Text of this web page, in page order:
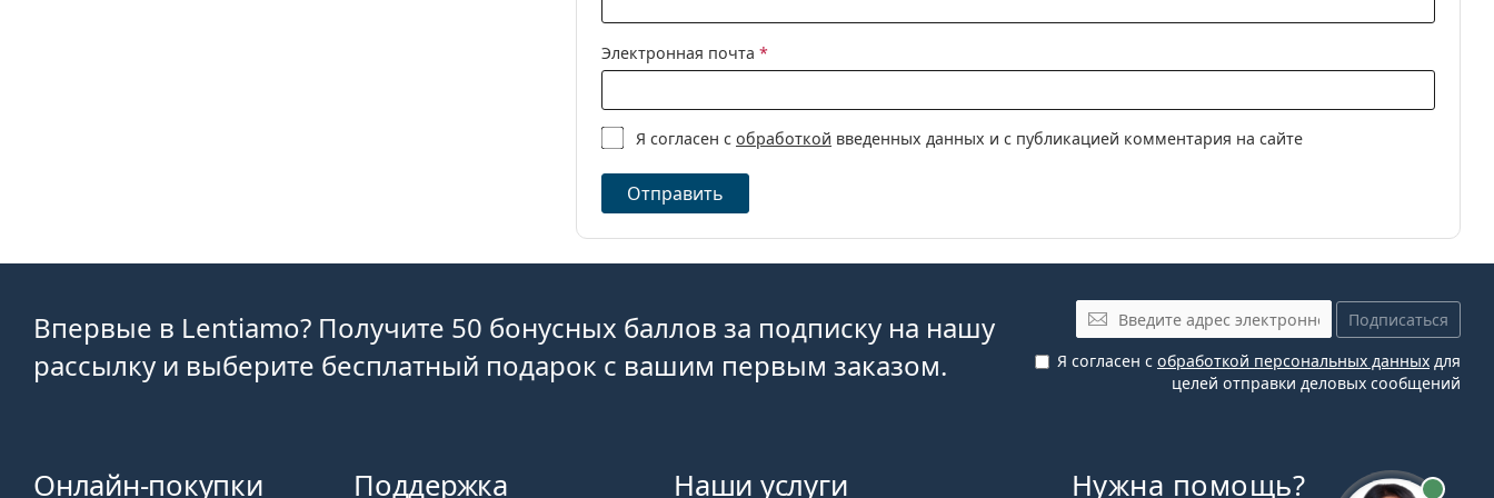
Чаще всего продается с глазными каплямиMax OptiFresh 10 ml.
Это медицинское изделие. Перед использованием прочтите инструкцию.
Торические контактные линзы
Электронная почта *
Я согласен собработкой введенных данных и с публикацией комментария на сайте
Отправить
Впервые в Lentiamo? Получите 50 бонусных баллов за подписку на нашу
рассылку и выберите бесплатный подарок с вашим первым заказом.
Электронная почта
Подписаться
Я согласен с обработкой персональных данных для
целей отправки деловых сообщений
Нужна помощь?
Онлайн-покупки
Поддержка
Наши услуги